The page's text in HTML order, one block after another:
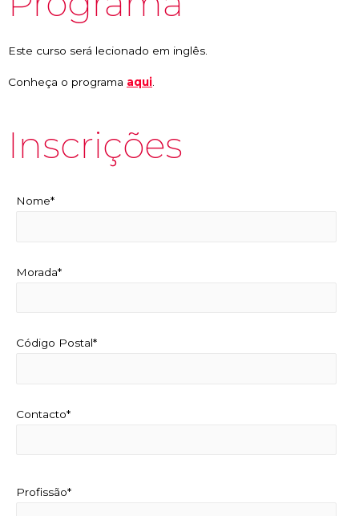
Este curso será lecionado em inglês.
Conheça o programa aqui
Inscrições
Nome*
Morada*
Código Postal*
Contacto*
Profissão*